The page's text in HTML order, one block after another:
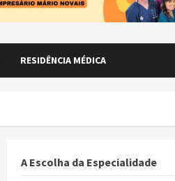
RESIDÊNCIA MÉDICA
A Escolha da Especialidade